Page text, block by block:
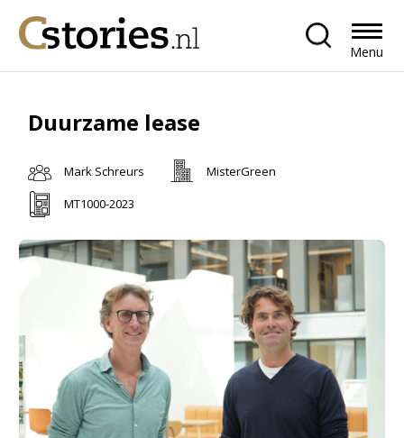
Menu
Duurzame lease
Mark Schreurs
MisterGreen
MT1000-2023